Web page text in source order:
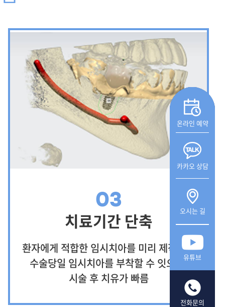
온라인 예약
카카오 상담
오시는 길
유튜브
전화문의
03
치료기간 단축
환자에게 적합한 임시치아를 미리 제작하여
수술당일 임시치아를 부착할 수 잇으며,
시술 후 치유가 빠름